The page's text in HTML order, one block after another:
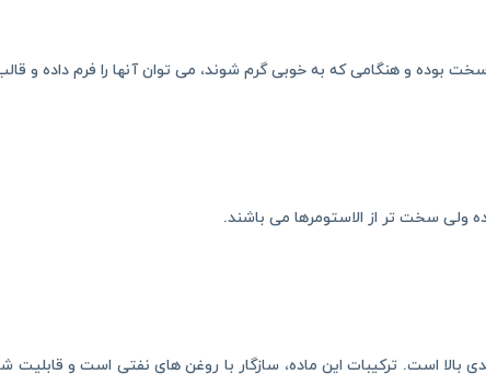
بوده و هنگامی که به خوبی گرم شوند، می توان آنها را فرم داده و
ولی سخت تر از الاستومرها می باشند.